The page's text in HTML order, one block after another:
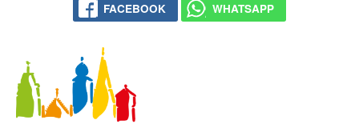
FACEBOOK WHATSAPP